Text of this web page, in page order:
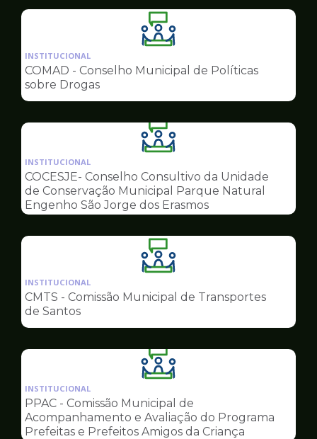
Ilustração
da
pagina
Conselhos
INSTITUCIONAL
COMAD - Conselho Municipal de Políticas
sobre Drogas
Ilustração
da
pagina
de
Conselhos
INSTITUCIONAL
COCESJE- Conselho Consultivo da Unidade
de Conservação Municipal Parque Natural
Engenho São Jorge dos Erasmos
Ilustração
da
pagina
Conselhos
INSTITUCIONAL
CMTS - Comissão Municipal de Transportes
de Santos
Ilustração
da
pagina
de
Conselhos
INSTITUCIONAL
PPAC - Comissão Municipal de
Acompanhamento e Avaliação do Programa
Prefeitas e Prefeitos Amigos da Criança